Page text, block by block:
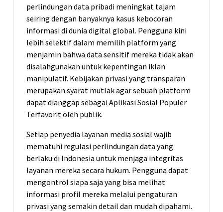
perlindungan data pribadi meningkat tajam
seiring dengan banyaknya kasus kebocoran
informasi di dunia digital global. Pengguna kini
lebih selektif dalam memilih platform yang
menjamin bahwa data sensitif mereka tidak akan
disalahgunakan untuk kepentingan iklan
manipulatif. Kebijakan privasi yang transparan
merupakan syarat mutlak agar sebuah platform
dapat dianggap sebagai Aplikasi Sosial Populer
Terfavorit oleh publik.
Setiap penyedia layanan media sosial wajib
mematuhi regulasi perlindungan data yang
berlaku di Indonesia untuk menjaga integritas
layanan mereka secara hukum. Pengguna dapat
mengontrol siapa saja yang bisa melihat
informasi profil mereka melalui pengaturan
privasi yang semakin detail dan mudah dipahami.